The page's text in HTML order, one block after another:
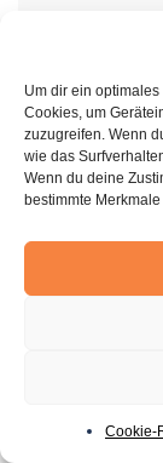
Um dir ein
Cookies, um
zuzugreifen. Wenn
wie das
Wenn du deine
bestimmte
Cookie-
RATGEBER
wissen sollten